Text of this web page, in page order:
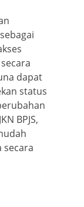
dapat
status
BPJS,
secara